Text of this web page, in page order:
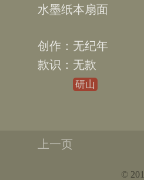
水墨纸本扇面
无纪
无款
研山
上一页
©